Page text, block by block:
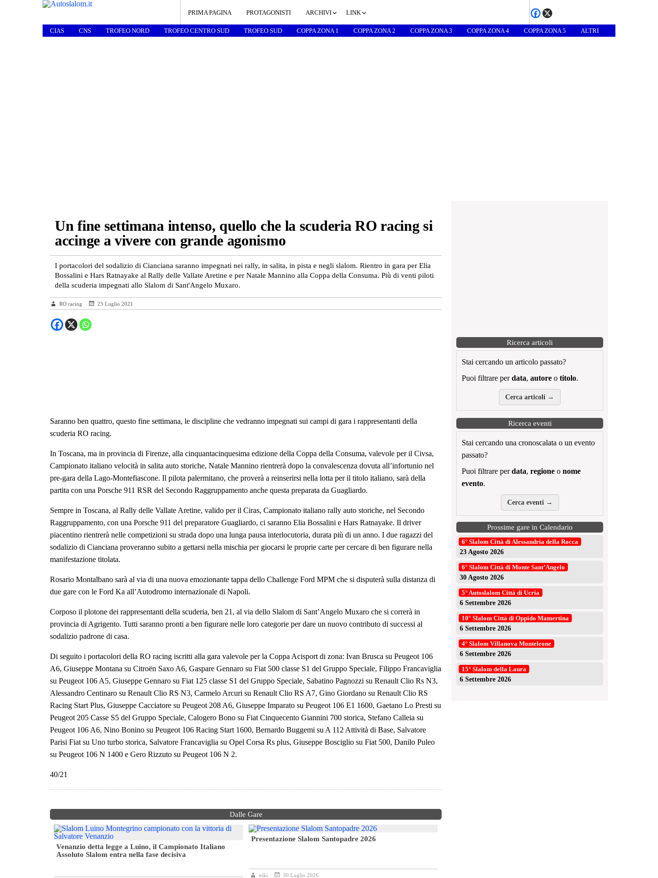
PRIMA PAGINA PROTAGONISTI ARCHIVI LINK
CIAS CNS TROFEO NORD TROFEO CENTRO SUD TROFEO SUD COPPA ZONA 1 COPPA ZONA 2 COPPA ZONA 3 COPPA ZONA 4 COPPA ZONA 5 ALTRI
Un fine settimana intenso, quello che la scuderia RO racing si
accinge a vivere con grande agonismo
I portacolori del sodalizio di Cianciana saranno impegnati nei rally, in salita, in pista e negli slalom. Rientro in gara per Elia
Bossalini e Hars Ratnayake al Rally delle Vallate Aretine e per Natale Mannino alla Coppa della Consuma. Più di venti piloti
della scuderia impegnati allo Slalom di Sant'Angelo Muxaro.
RO racing 23 Luglio 2021
Saranno ben quattro, questo fine settimana, le discipline che vedranno impegnati sui campi di gara i rappresentanti della
scuderia RO racing.
In Toscana, ma in provincia di Firenze, alla cinquantacinquesima edizione della Coppa della Consuma, valevole per il Civsa,
Campionato italiano velocità in salita auto storiche, Natale Mannino rientrerà dopo la convalescenza dovuta all’infortunio nel
pre-gara della Lago-Montefiascone. Il pilota palermitano, che proverà a reinserirsi nella lotta per il titolo italiano, sarà della
partita con una Porsche 911 RSR del Secondo Raggruppamento anche questa preparata da Guagliardo.
Sempre in Toscana, al Rally delle Vallate Aretine, valido per il Ciras, Campionato italiano rally auto storiche, nel Secondo
Raggruppamento, con una Porsche 911 del preparatore Guagliardo, ci saranno Elia Bossalini e Hars Ratnayake. Il driver
piacentino rientrerà nelle competizioni su strada dopo una lunga pausa interlocutoria, durata più di un anno. I due ragazzi del
sodalizio di Cianciana proveranno subito a gettarsi nella mischia per giocarsi le proprie carte per cercare di ben figurare nella
manifestazione titolata.
Rosario Montalbano sarà al via di una nuova emozionante tappa dello Challenge Ford MPM che si disputerà sulla distanza di
due gare con le Ford Ka all’Autodromo internazionale di Napoli.
Corposo il plotone dei rappresentanti della scuderia, ben 21, al via dello Slalom di Sant’Angelo Muxaro che si correrà in
provincia di Agrigento. Tutti saranno pronti a ben figurare nelle loro categorie per dare un nuovo contributo di successi al
sodalizio padrone di casa.
Di seguito i portacolori della RO racing iscritti alla gara valevole per la Coppa Acisport di zona: Ivan Brusca su Peugeot 106
A6, Giuseppe Montana su Citroën Saxo A6, Gaspare Gennaro su Fiat 500 classe S1 del Gruppo Speciale, Filippo Francaviglia
su Peugeot 106 A5, Giuseppe Gennaro su Fiat 125 classe S1 del Gruppo Speciale, Sabatino Pagnozzi su Renault Clio Rs N3,
Alessandro Centinaro su Renault Clio RS N3, Carmelo Arcuri su Renault Clio RS A7, Gino Giordano su Renault Clio RS
Racing Start Plus, Giuseppe Cacciatore su Peugeot 208 A6, Giuseppe Imparato su Peugeot 106 E1 1600, Gaetano Lo Presti su
Peugeot 205 Casse S5 del Gruppo Speciale, Calogero Bono su Fiat Cinquecento Giannini 700 storica, Stefano Calleia su
Peugeot 106 A6, Nino Bonino su Peugeot 106 Racing Start 1600, Bernardo Buggemi su A 112 Attività di Base, Salvatore
Parisi Fiat su Uno turbo storica, Salvatore Francaviglia su Opel Corsa Rs plus, Giuseppe Bosciglio su Fiat 500, Danilo Puleo
su Peugeot 106 N 1400 e Gero Rizzuto su Peugeot 106 N 2.
40/21
Dalle Gare
Venanzio detta legge a Luino, il Campionato Italiano
Assoluto Slalom entra nella fase decisiva
Presentazione Slalom Santopadre 2026
niki 30 Luglio 2026
Ricerca articoli
Stai cercando un articolo passato?
Puoi filtrare perdata, autore o titolo.
Cerca articoli →
Ricerca eventi
Stai cercando una cronoscalata o un evento
passato?
Puoi filtrare perdata, regione o nome
evento.
Cerca eventi →
Prossime gare in Calendario
6° Slalom Città di Alessandria della Rocca
23 Agosto 2026
6° Slalom Città di Monte Sant’Angelo
30 Agosto 2026
5° Autoslalom Città di Ucria
6 Settembre 2026
10° Slalom Città di Oppido Mamertina
6 Settembre 2026
4° Slalom Villanova Monteleone
6 Settembre 2026
15° Slalom della Laura
6 Settembre 2026